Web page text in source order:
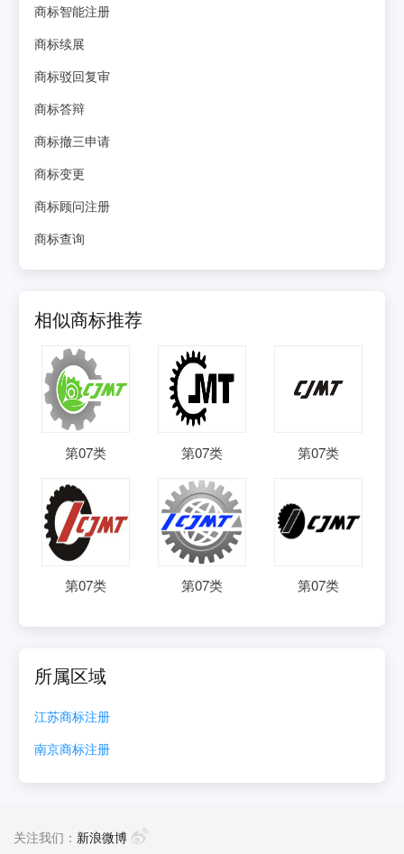
商标智能注册
商标续展
商标驳回复审
商标答辩
商标撤三申请
商标变更
商标顾问注册
商标查询
相似商标推荐
第07类 第07类 第07类
第07类 第07类 第07类
所属区域
江苏商标注册
南京商标注册